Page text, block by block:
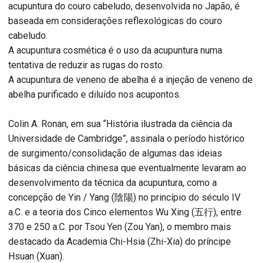
acupuntura do couro cabeludo, desenvolvida no Japão, é
baseada em considerações reflexológicas do couro
cabeludo.
A acupuntura cosmética é o uso da acupuntura numa
tentativa de reduzir as rugas do rosto.
A acupuntura de veneno de abelha é a injeção de veneno de
abelha purificado e diluído nos acupontos.
Colin A. Ronan, em sua “História ilustrada da ciência da
Universidade de Cambridge”, assinala o período histórico
de surgimento/consolidação de algumas das ideias
básicas da ciência chinesa que eventualmente levaram ao
desenvolvimento da técnica da acupuntura, como a
concepção de Yin / Yang (陰陽) no princípio do século IV
a.C. e a teoria dos Cinco elementos Wu Xing (五行), entre
370 e 250 a.C. por Tsou Yen (Zou Yan), o membro mais
destacado da Academia Chi-Hsia (Zhi-Xia) do príncipe
Hsuan (Xuan).